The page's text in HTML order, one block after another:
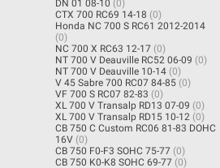
DN 01 08-10 (0)
CTX 700 RC69 14-18 (0)
Honda NC 700 S RC61 2012-2014
(0)
NC 700 X RC63 12-17 (0)
NT 700 V Deauville RC52 06-09 (0)
NT 700 V Deauville 10-14 (0)
V 45 Sabre 700 RC07 84-85 (0)
VF 700 S RC07 82-83 (0)
XL 700 V Transalp RD13 07-09 (0)
XL 700 V Transalp RD15 10-12 (0)
CB 750 C Custom RC06 81-83 DOHC
16V (0)
CB 750 F0-F3 SOHC 75-77 (0)
CB 750 K0-K8 SOHC 69-77 (0)